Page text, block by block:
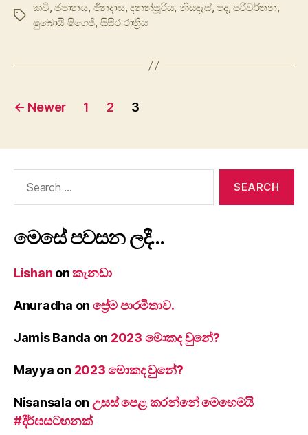
Tags
කවි, ජපානය, ජිනදාස, දනන්සූරිය, නිසඳැස්,පද,පරිවර්තන,
ෂුබොයි ෂිගෙජි, සිසිර රාත්‍රිය
Posts
← Newer 1 2 3
මෙසේ පවසන ලදී…
Lishan onකැනඩා
Anuradha on ප්‍රේම පාරමිතාව.
Jamis Banda on 2023 මොකද වුනේ?
Mayya on 2023 මොකද වුනේ?
Nisansala on උසස් පෙළ කරන්නේ මෙහෙමයි
#දීර්ඝසටහනක්